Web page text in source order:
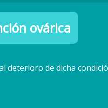
ovárica
deterioro de dicha